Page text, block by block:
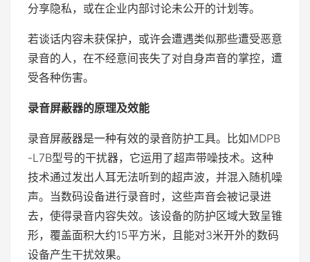
分享隐私，或在企业内部讨论未公开的计划等。
若谈话内容未获保护，或许会遭遇类似那些遭受恶意
录音的人，在不经意间丧失了对自身声音的掌控，遭
受各种伤害。
录音屏蔽器的原理及效能
录音屏蔽器是一种有效的录音防护工具。比如MDPB
-L7B型号的干扰器，它运用了超声带噪技术。这种
技术通过发出人耳无法听到的超声波，并混入随机噪
声。当数码设备进行录音时，这些声音会被记录进
去，使得录音内容失效。该设备的防护区域大致呈锥
形，覆盖面积大约15平方米，且能对3米开外的数码
设备产生干扰效果。